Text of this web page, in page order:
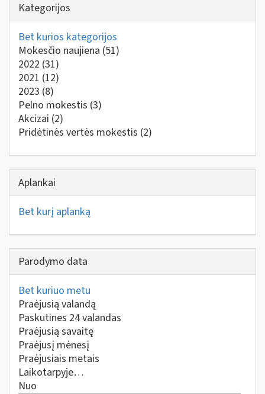
Kategorijos
Bet kurios kategorijos
Mokesčio naujiena (51)
2022 (31)
2021 (12)
2023 (8)
Pelno mokestis (3)
Akcizai (2)
Pridėtinės vertės mokestis (2)
Aplankai
Bet kurį aplanką
Parodymo data
Bet kuriuo metu
Praėjusią valandą
Paskutines 24 valandas
Praėjusią savaitę
Praėjusį mėnesį
Praėjusiais metais
Laikotarpyje…
Nuo